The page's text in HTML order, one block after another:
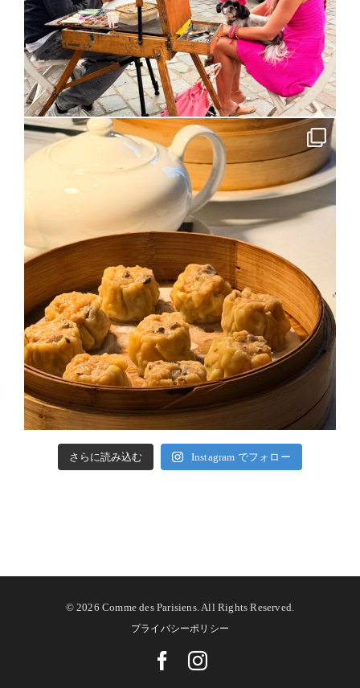
さらに読み込む Instagram でフォロー
©2026 Comme des Parisiens. All Rights Reserved.
プライバシーポリシー
Facebook
Instagram